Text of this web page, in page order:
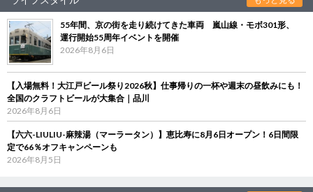
55年間、京の街を走り続けてきた車両 嵐山線・モボ301形、
運行開始55周年イベントを開催
2026年8月6日
【入場無料！大江戸ビール祭り2026秋】仕事帰りの一杯や週末の昼飲みにも！
全国のクラフトビールが大集合｜品川
2026年8月6日
【六六-LIULIU-麻辣湯（マーラータン）】恵比寿に8月6日オープン！6日間限
定で66％オフキャンペーンも
2026年8月5日